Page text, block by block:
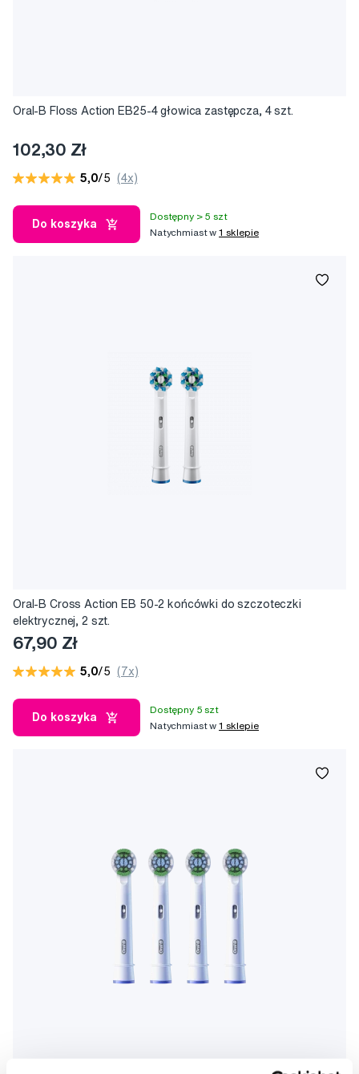
Oral-B Floss Action EB25-4 głowica zastępcza, 4 szt.
102,30 Zł
5,0/5 (4x)
Do koszyka
Dostępny > 5 szt
Natychmiast w1 sklepie
Oral-B Cross Action EB 50-2 końcówki do szczoteczki
elektrycznej, 2 szt.
67,90 Zł
5,0/5 (7x)
Do koszyka
Dostępny 5 szt
Natychmiast w1 sklepie